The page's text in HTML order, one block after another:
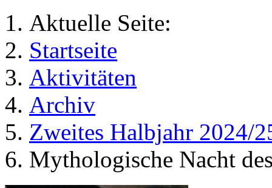
Aktuelle Seite:
Startseite
Aktivitäten
Archiv
Zweites Halbjahr 2024/
Mythologische Nacht